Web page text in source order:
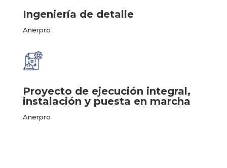
Ingeniería de detalle
Anerpro
Proyecto de ejecución integral,
instalación y puesta en marcha
Anerpro